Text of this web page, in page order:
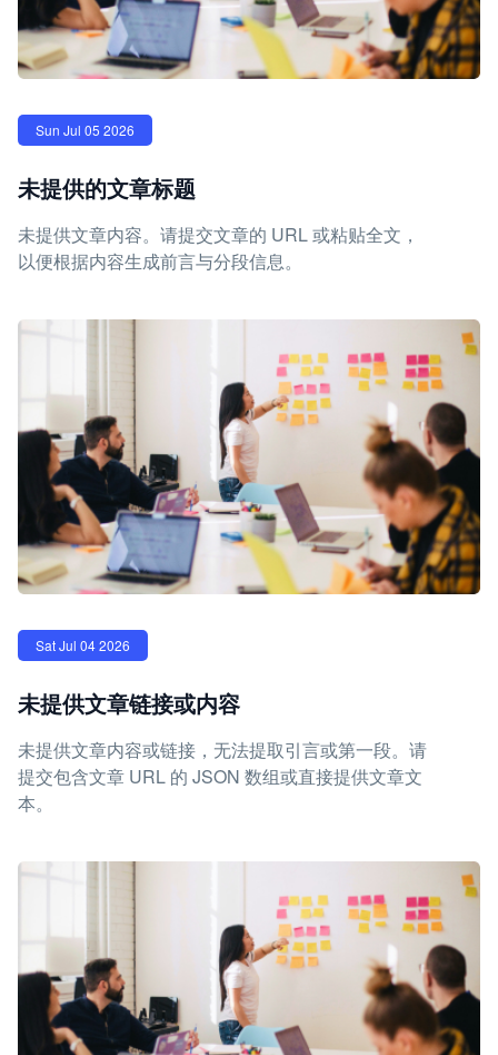
Sun Jul 05 2026
未提供的文章标题
未提供文章内容。请提交文章的 URL 或粘贴全文，
以便根据内容生成前言与分段信息。
Sat Jul 04 2026
未提供文章链接或内容
未提供文章内容或链接，无法提取引言或第一段。请
提交包含文章 URL 的 JSON 数组或直接提供文章文
本。